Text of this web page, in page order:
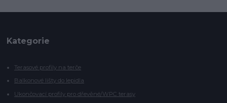
Kategorie
Terasové profily na terče
Balkonové lišty do lepidla
Ukončovací profily pro dřevěné/WPC terasy